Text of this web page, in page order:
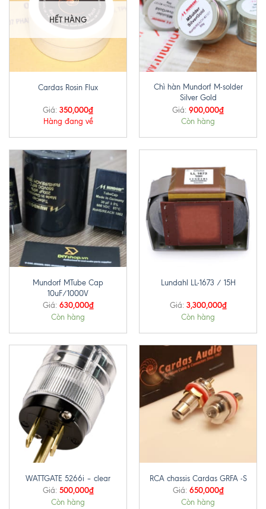
HẾT HÀNG
Cardas Rosin Flux
Giá: 350,000₫
Hàng đang về
Chì hàn Mundorf M-solder
Silver Gold
Giá: 900,000₫
Còn hàng
Mundorf MTube Cap
10uF/1000V
Giá: 630,000₫
Còn hàng
Lundahl LL-1673 / 15H
Giá: 3,300,000₫
Còn hàng
WATTGATE 5266i – clear
Giá: 500,000₫
Còn hàng
RCA chassis Cardas GRFA -S
Giá: 650,000₫
Còn hàng